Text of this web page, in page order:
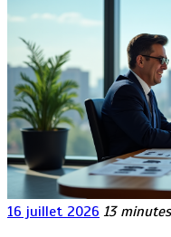
16 juillet 2026 13 minutes